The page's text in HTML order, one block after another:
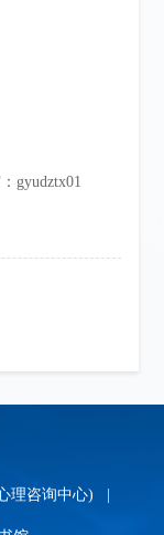
：gyudztx01
理咨询中心) |